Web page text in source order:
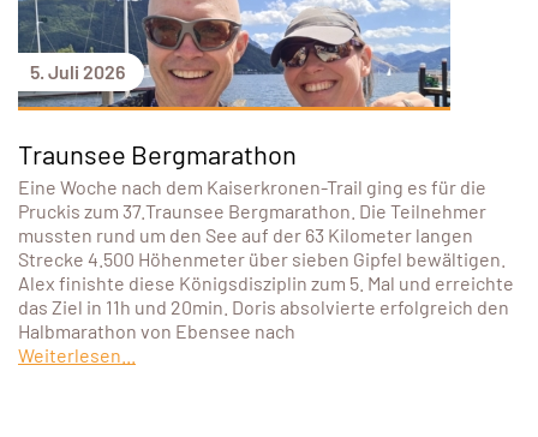
5. Juli 2026
Traunsee Bergmarathon
Eine Woche nach dem Kaiserkronen-Trail ging es für die
Pruckis zum 37.Traunsee Bergmarathon. Die Teilnehmer
mussten rund um den See auf der 63 Kilometer langen
Strecke 4.500 Höhenmeter über sieben Gipfel bewältigen.
Alex finishte diese Königsdisziplin zum 5. Mal und erreichte
das Ziel in 11h und 20min. Doris absolvierte erfolgreich den
Halbmarathon von Ebensee nach
Weiterlesen...